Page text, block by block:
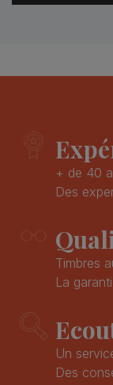
+ de 40
Des
Timbres
La
Un
Des